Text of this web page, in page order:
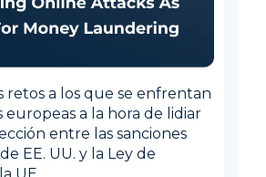
retos a los que se enfrentan
europeas a la hora de lidiar
entre las sanciones
EE. UU. y la Ley de